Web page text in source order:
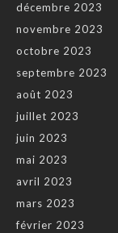
décembre 2023
novembre 2023
octobre 2023
septembre 2023
août 2023
juillet 2023
juin 2023
mai 2023
avril 2023
mars 2023
février 2023